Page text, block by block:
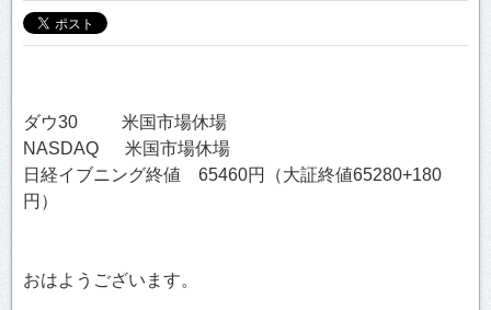
ダウ30 米国市場休場
NASDAQ 米国市場休場
日経イブニング終値 65460円（大証終値65280+180
円）
おはようございます。